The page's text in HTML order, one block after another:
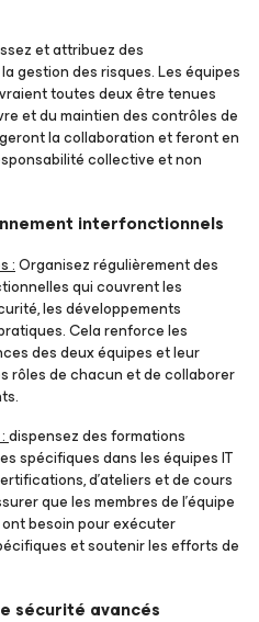
et attribuez des
gestion des risques. Les équipes
toutes deux être tenues
et du maintien des contrôles de
la collaboration et feront en
collective et non
interfonctionnels
:Organisez régulièrement des
qui couvrent les
les développements
Cela renforce les
des deux équipes et leur
rôles de chacun et de collaborer
:dispensez des formations
spécifiques dans les équipes IT
d’ateliers et de cours
que les membres de l’équipe
besoin pour exécuter
et soutenir les efforts de
sécurité avancés